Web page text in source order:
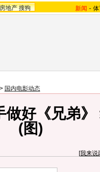
地产 搜狗 新闻 -
> 国内电影动态
做好《兄弟》
(图)
[我来说